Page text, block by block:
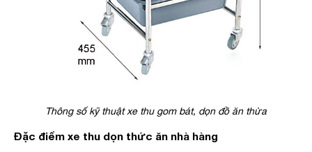
Thông số kỹ thuật xe thu gom bát, dọn đồ ăn thừa
Đặc điểm xe thu dọn thức ăn nhà hàng